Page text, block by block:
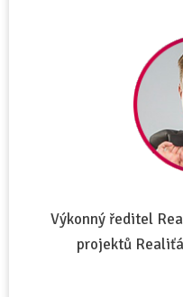
Výkonný ředitel
projektů